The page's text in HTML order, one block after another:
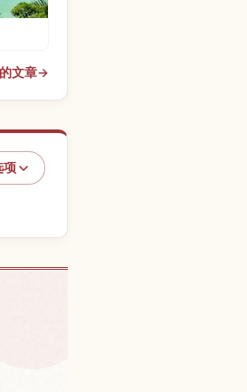
文章→
项